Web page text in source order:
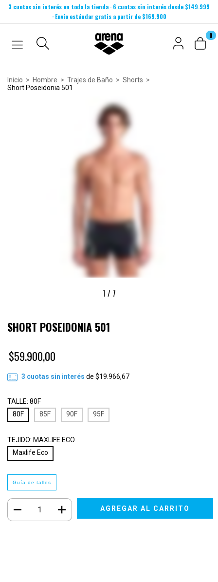
3 cuotas sin interés en toda la tienda · 6 cuotas sin interés desde $149.999
· Envío estándar gratis a partir de $169.900
0
Inicio > Hombre > Trajes de Baño > Shorts >
Short Poseidonia 501
1 / 7
SHORT POSEIDONIA 501
$59.900,00
3 cuotas sin interés de $19.966,67
TALLE: 80F
80F
85F 90F 95F
TEJIDO: MAXLIFE ECO
Maxlife Eco
Guía de talles